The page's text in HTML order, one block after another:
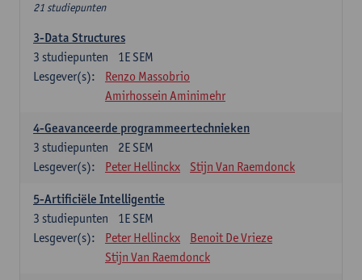
21 studiepunten
3-Data Structures
1E SEM
3 studiepunten
Lesgever(s):
Renzo Massobrio
Amirhossein Aminimehr
4-Geavanceerde programmeertechnieken
2E SEM
3 studiepunten
Lesgever(s):
Peter Hellinckx Stijn Van Raemdonck
5-Artificiële Intelligentie
1E SEM
3 studiepunten
Lesgever(s):
Peter Hellinckx
Benoit De Vrieze
Stijn Van Raemdonck